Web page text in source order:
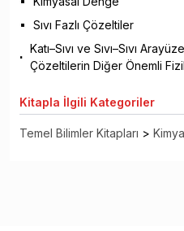
Sıvı Fazlı Çözeltiler
Katı–Sıvı ve Sıvı–Sıvı
Çözeltilerin Diğer Önemli
Kitapla İlgili Kategoriler
Temel Bilimler Kitapları > Kimya